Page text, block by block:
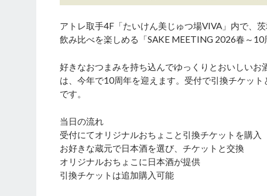
アトレ取手4F「たいけん美じゅつ場VIVA」内で、
飲み比べを楽しめる「SAKE MEETING 2026春～10
好きなおつまみを持ち込んでゆっくりとおいしい
は、今年で10周年を迎えます。受付で引換チケッ
です。
当日の流れ
受付にてオリジナルおちょこと引換チケットを購入
お好きな蔵元で日本酒を選び、チケットと交換
オリジナルおちょこに日本酒が提供
引換チケットは追加購入可能